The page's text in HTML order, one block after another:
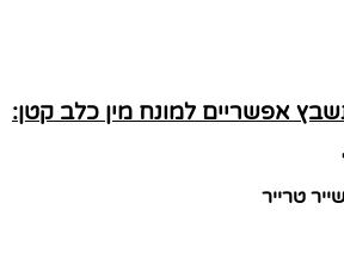
אפשריים למונח מין כלב קטן:
טרייר